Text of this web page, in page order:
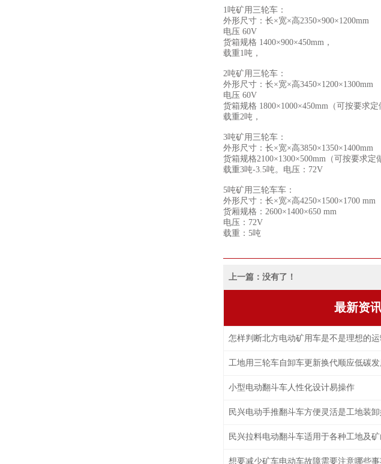
1吨矿用三轮车：
外形尺寸：长×宽×高2350×900×1200mm
电压 60V
货箱规格 1400×900×450mm，
载重1吨，
2吨矿用三轮车：
外形尺寸：长×宽×高3450×1200×1300mm
电压 60V
货箱规格 1800×1000×450mm（可按要求定
载重2吨，
3吨矿用三轮车：
外形尺寸：长×宽×高3850×1350×1400mm
货箱规格2100×1300×500mm（可按要求定
载重3吨-3.5吨。电压：72V
5吨矿用三轮车车：
外形尺寸：长×宽×高4250×1500×1700 mm
货厢规格：2600×1400×650 mm
电压：72V
载重：5吨
上一篇：没有了！
最新资
怎样判断北方电动矿用车是不是理想的运
工地用三轮车自卸车更新换代顺应低碳发
小型电动翻斗车人性化设计易操作
民兴电动手推翻斗车方便灵活是工地装
民兴拉料电动翻斗车适用于各种工地及
想要减少矿车电动车故障需要注意哪些事